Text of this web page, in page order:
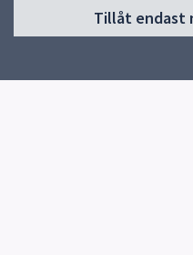
Tillåt endast
Våra kök och menyer